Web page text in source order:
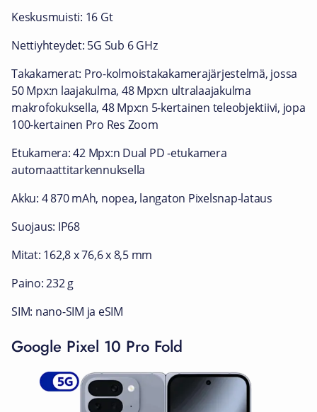
Keskusmuisti: 16 Gt
Nettiyhteydet: 5G Sub 6 GHz
Takakamerat: Pro-kolmoistakakamerajärjestelmä, jossa
50 Mpx:n laajakulma, 48 Mpx:n ultralaajakulma
makrofokuksella, 48 Mpx:n 5-kertainen teleobjektiivi, jopa
100-kertainen Pro Res Zoom
Etukamera: 42 Mpx:n Dual PD ‑etukamera
automaattitarkennuksella
Akku: 4 870 mAh, nopea, langaton Pixelsnap-lataus
Suojaus: IP68
Mitat: 162,8 x 76,6 x 8,5 mm
Paino: 232 g
SIM: nano-SIM ja eSIM
Google Pixel 10 Pro Fold